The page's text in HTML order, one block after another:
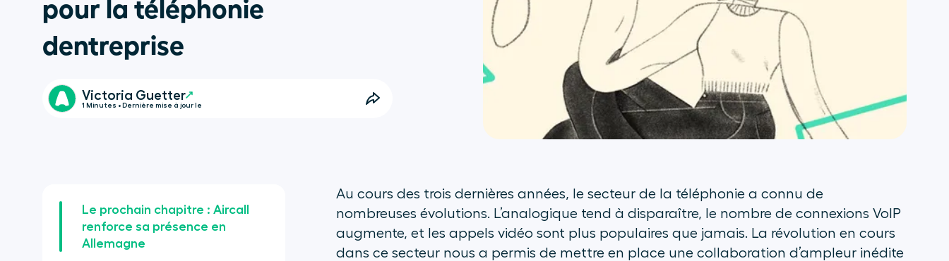
pour la téléphonie
dentreprise
Victoria Guetter
1 Minutes • Dernière mise à jour le
Le prochain chapitre : Aircall
renforce sa présence en
Allemagne
Au cours des trois dernières années, le secteur de la téléphonie a connu de
nombreuses évolutions. L’analogique tend à disparaître, le nombre de connexions VoIP
augmente, et les appels vidéo sont plus populaires que jamais. La révolution en cours
dans ce secteur nous a permis de mettre en place une collaboration d’ampleur inédite